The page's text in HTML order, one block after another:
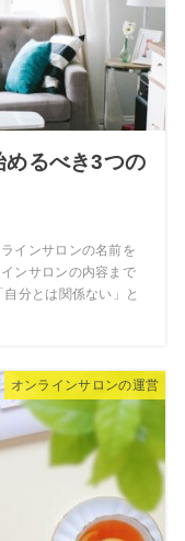
めるべき3つの
インサロンの名前を
ンサロンの内容まで
分とは関係ない」と
オンラインサロンの運営